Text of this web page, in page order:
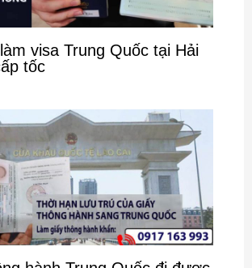
visa Trung Quốc tại Hải
tốc